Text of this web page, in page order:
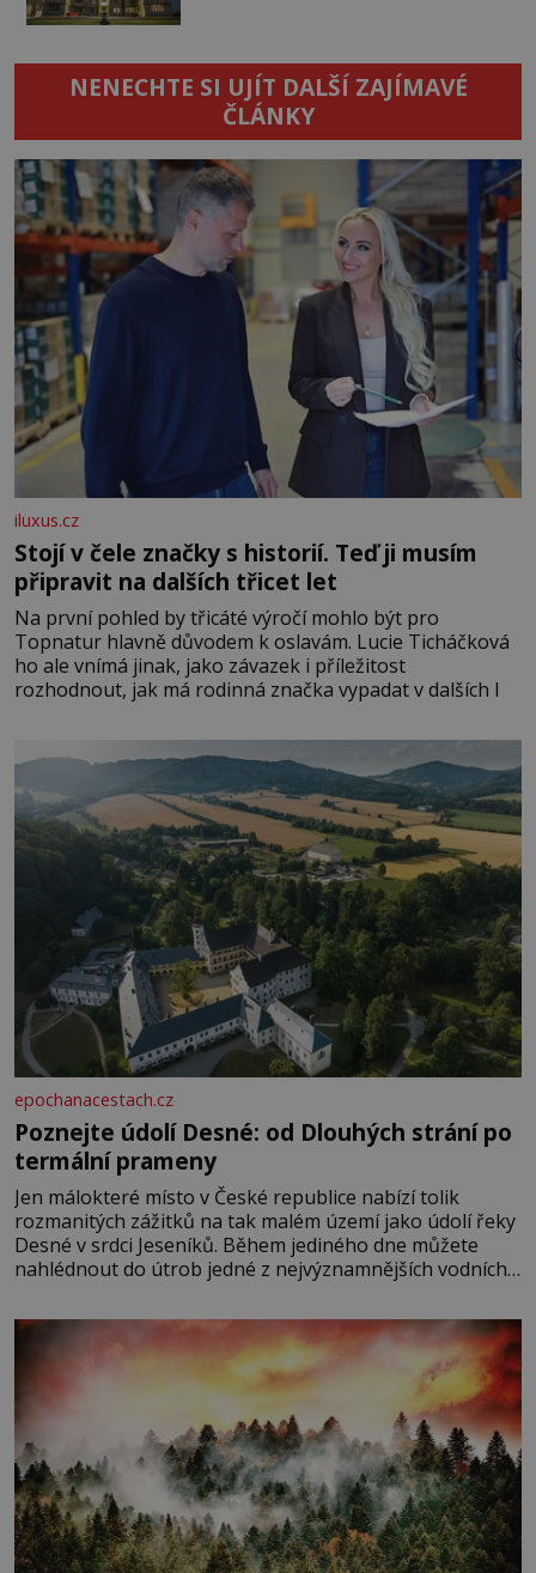
NENECHTE SI UJÍT DALŠÍ ZAJÍMAVÉ
ČLÁNKY
iluxus.cz
Stojí v čele značky s historií. Teď ji musím
připravit na dalších třicet let
Na první pohled by třicáté výročí mohlo být pro
Topnatur hlavně důvodem k oslavám. Lucie Ticháčková
ho ale vnímá jinak, jako závazek i příležitost
rozhodnout, jak má rodinná značka vypadat v dalších l
epochanacestach.cz
Poznejte údolí Desné: od Dlouhých strání po
termální prameny
Jen málokteré místo v České republice nabízí tolik
rozmanitých zážitků na tak malém území jako údolí řeky
Desné v srdci Jeseníků. Během jediného dne můžete
nahlédnout do útrob jedné z nejvýznamnějších vodních
se na koloběžce a den zakončit poznáváním památek ve
Velkých Losinách nebo v termálním